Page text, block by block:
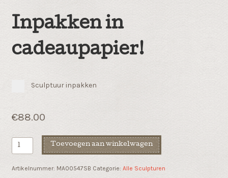
Inpakken in
cadeaupapier!
Sculptuur inpakken
€88.00
Kunsthars
sculptuur
"Een
Toevoegen aan winkelwagen
Artikelnummer: MA00547SB Categorie: Alle Sculpturen